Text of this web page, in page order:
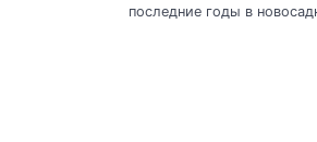
последние годы в